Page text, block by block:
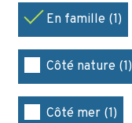
En famille (1)
Côté nature (1)
Côté mer (1)